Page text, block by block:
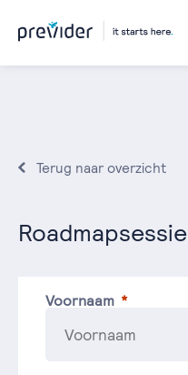
Terug naar overzicht
Roadmapsessie
Voornaam